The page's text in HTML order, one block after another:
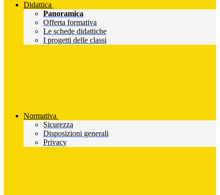
Didattica
Panoramica
Offerta formativa
Le schede didattiche
I progetti delle classi
Normativa
Sicurezza
Disposizioni generali
Privacy